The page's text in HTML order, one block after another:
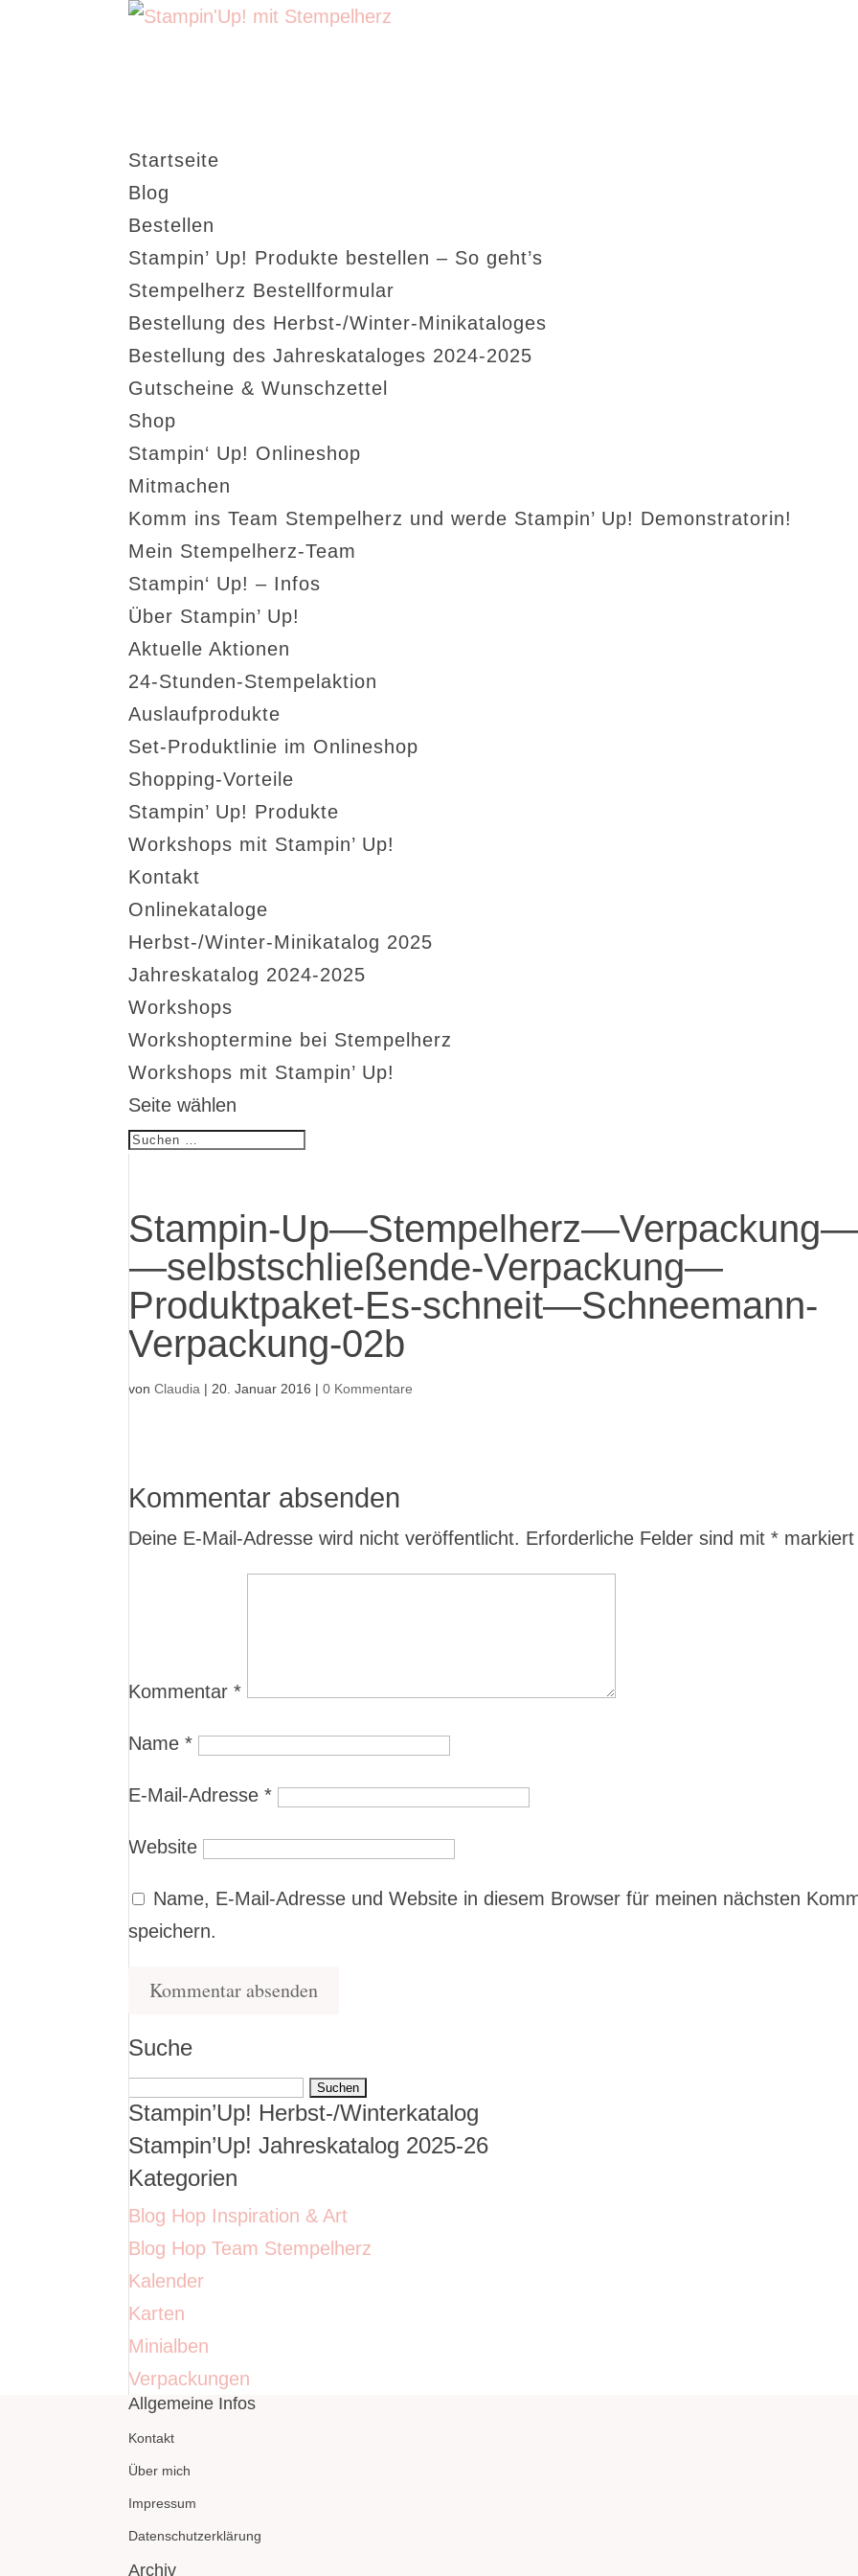
Startseite
Blog
Bestellen
Stampin’ Up! Produkte bestellen – So geht’s
Stempelherz Bestellformular
Bestellung des Herbst-/Winter-Minikataloges
Bestellung des Jahreskataloges 2024-2025
Gutscheine & Wunschzettel
Shop
Stampin‘ Up! Onlineshop
Mitmachen
Komm ins Team Stempelherz und werde Stampin’ Up! Demonstratorin!
Mein Stempelherz-Team
Stampin‘ Up! – Infos
Über Stampin’ Up!
Aktuelle Aktionen
24-Stunden-Stempelaktion
Auslaufprodukte
Set-Produktlinie im Onlineshop
Shopping-Vorteile
Stampin’ Up! Produkte
Workshops mit Stampin’ Up!
Kontakt
Onlinekataloge
Herbst-/Winter-Minikatalog 2025
Jahreskatalog 2024-2025
Workshops
Workshoptermine bei Stempelherz
Workshops mit Stampin’ Up!
Seite wählen
Stampin-
—selbstschließende-Verpackung—
Produktpaket-Es-schneit—Schneemann-
Verpackung-02b
vonClaudia | 20. Januar 2016 |0 Kommentare
Kommentar absenden
Deine E-Mail-Adresse wird nicht veröffentlicht. Erforderliche Felder sind mit* markiert
Kommentar*
Name*
E-Mail-Adresse*
Website
Name, E-Mail-Adresse und Website in diesem Browser für meinen nächsten
speichern.
Suche
Suchen
nach:
Stampin’Up! Herbst-/Winterkatalog
Stampin’Up! Jahreskatalog 2025-26
Kategorien
Blog Hop Inspiration & Art
Blog Hop Team Stempelherz
Kalender
Karten
Minialben
Verpackungen
Allgemeine Infos
Kontakt
Über mich
Impressum
Datenschutzerklärung
Archiv